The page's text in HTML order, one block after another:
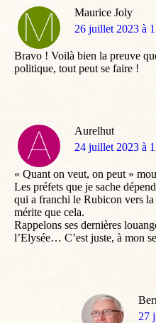
Maurice Joly
dit
26 juillet 2023 à
Bravo ! Voilà bien la preuve
politique, tout peut se faire !
Aurelhut
dit
24 juillet 2023 à
« Quant on veut, on peut »
Les préfets que je sache
qui a franchi le Rubicon vers la
mérite que cela.
Rappelons ses dernières
l’Elysée… C’est juste, à mon
dit
27